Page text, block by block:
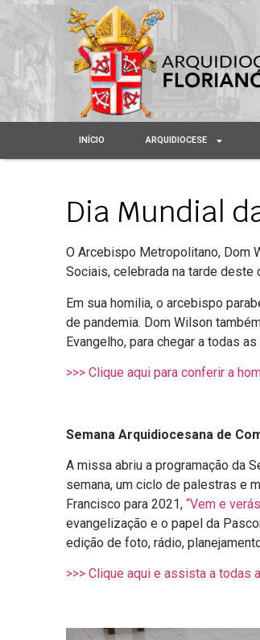
INÍCIO ARQUIDIOCESE
Dia Mundial
O Arcebispo Metropolitano, Dom
Sociais, celebrada na tarde deste
Em sua homilia, o arcebispo
de pandemia. Dom Wilson
Evangelho, para chegar a todas
>>> Clique aqui para conferir a
Semana Arquidiocesana de
A missa abriu a programação da
semana, um ciclo de palestras e
Francisco para 2021, “Vem e
evangelização e o papel da
edição de foto, rádio,
>>> Clique aqui e assista a todas